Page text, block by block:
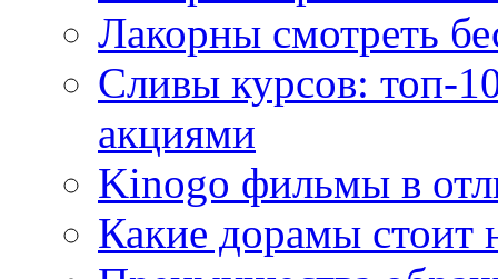
Лакорны смотреть
Сливы курсов: топ-
акциями
Kinogo фильмы в
Какие дорамы стоит